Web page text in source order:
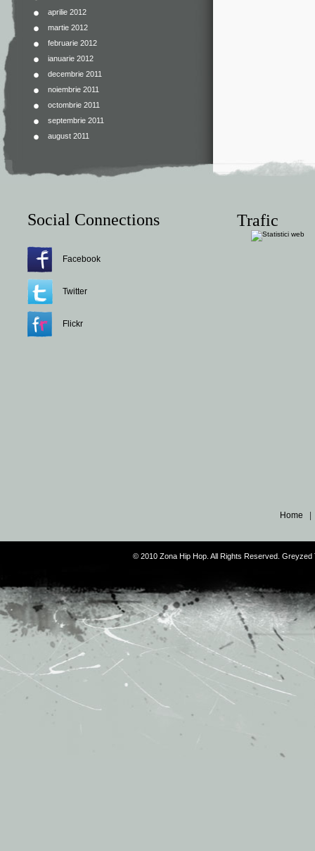
aprilie 2012
martie 2012
februarie 2012
ianuarie 2012
decembrie 2011
noiembrie 2011
octombrie 2011
septembrie 2011
august 2011
Social Connections
Facebook
Twitter
Flickr
Trafic
Home
© 2010 Zona Hip Hop. All Rights Reserved.